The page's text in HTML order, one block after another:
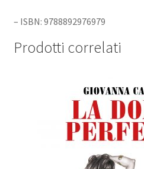
– ISBN: 9788892976979
Prodotti correlati